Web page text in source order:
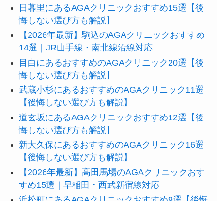
日暮里にあるAGAクリニックおすすめ15選【後
悔しない選び方も解説】
【2026年最新】駒込のAGAクリニックおすすめ
14選｜JR山手線・南北線沿線対応
目白にあるおすすめのAGAクリニック20選【後
悔しない選び方も解説】
武蔵小杉にあるおすすめのAGAクリニック11選
【後悔しない選び方も解説】
道玄坂にあるAGAクリニックおすすめ12選【後
悔しない選び方も解説】
新大久保にあるおすすめのAGAクリニック16選
【後悔しない選び方も解説】
【2026年最新】高田馬場のAGAクリニックおす
すめ15選｜早稲田・西武新宿線対応